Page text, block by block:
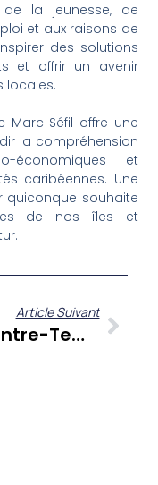
la jeunesse, de
et aux raisons de
des solutions
et offrir un avenir
locales.
Marc Séfil offre une
la compréhension
économiques et
caribéennes. Une
quiconque souhaite
de nos îles et
Article Suivant
A Contre-Temps Du 25 Avril 2022 : Décryptage Post-Électoral Et Perspectives Caribéennes